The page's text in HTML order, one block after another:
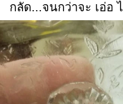
กลัด...จนกว่าจะ เอ่อ